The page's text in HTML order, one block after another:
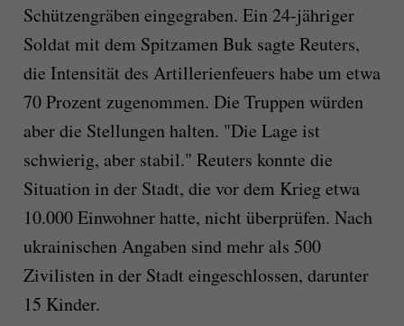
Schützengräben eingegraben. Ein 24-jähriger
Soldat mit dem Spitzamen Buk sagte Reuters,
die Intensität des Artillerienfeuers habe um etwa
70 Prozent zugenommen. Die Truppen würden
aber die Stellungen halten. "Die Lage ist
schwierig, aber stabil." Reuters konnte die
Situation in der Stadt, die vor dem Krieg etwa
10.000 Einwohner hatte, nicht überprüfen. Nach
ukrainischen Angaben sind mehr als 500
Zivilisten in der Stadt eingeschlossen, darunter
15 Kinder.